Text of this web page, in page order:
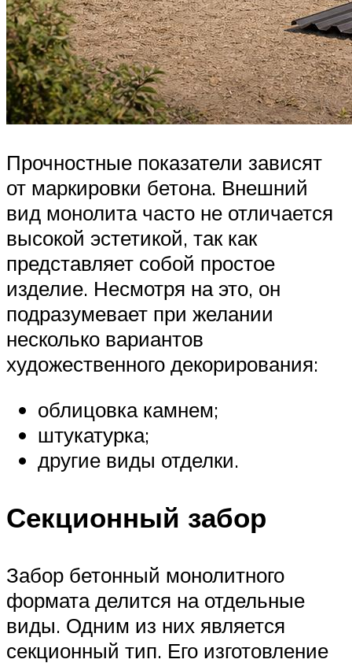
Прочностные показатели зависят
от маркировки бетона. Внешний
вид монолита часто не отличается
высокой эстетикой, так как
представляет собой простое
изделие. Несмотря на это, он
подразумевает при желании
несколько вариантов
художественного декорирования:
облицовка камнем;
штукатурка;
другие виды отделки.
Секционный забор
Забор бетонный монолитного
формата делится на отдельные
виды. Одним из них является
секционный тип. Его изготовление